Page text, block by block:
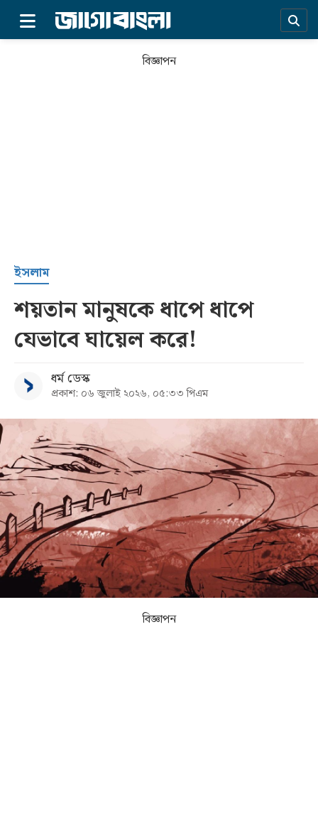
সর্বশেষ
বিভাগ
আর্কাইভ
কনভার্টার
বিজ্ঞাপন
ইসলাম
শয়তান মানুষকে ধাপে ধাপে
যেভাবে ঘায়েল করে!
ধর্ম ডেস্ক
প্রকাশ: ০৬ জুলাই ২০২৬, ০৫:৩৩ পিএম
বিজ্ঞাপন